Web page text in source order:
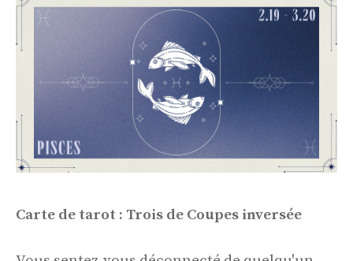
Carte de tarot : Trois de Coupes inversée